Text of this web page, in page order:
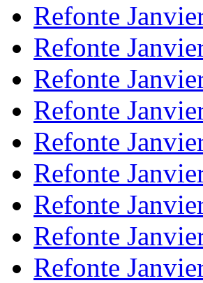
Refonte
Refonte
Refonte
Refonte
Refonte
Refonte
Refonte
Refonte
Refonte